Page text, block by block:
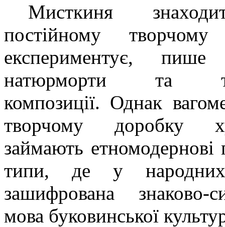
Мисткиня
постійному
експериментує, пише
натюрморти та
композиції. Однак
творчому доробку
займають етномодернові
типи, де у
зашифрована знаково-
мова буковинської